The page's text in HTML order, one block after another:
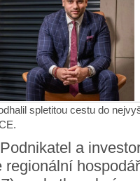
spletitou cestu do
a